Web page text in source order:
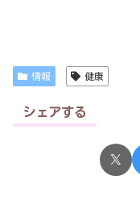
情報 健康
シェアする